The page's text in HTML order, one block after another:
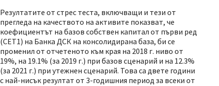
Резултатите от стрес теста, включващи и тези от
прегледа на качеството на активите показват, че
коефициентът на базов собствен капитал от първи ред
(CET1) на Банка ДСК на консолидирана база, би се
променил от отчетеното към края на 2018 г. ниво от
19%, на 19.1% (за 2019 г.) при базов сценарий и на 12.3%
(за 2021 г.) при утежнен сценарий. Това са двете години
с най-нисък резултат от 3-годишния период за всеки от